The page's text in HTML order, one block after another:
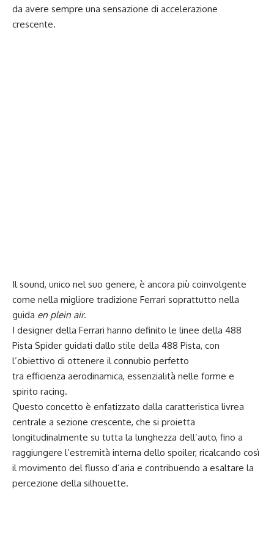
da avere sempre una sensazione di accelerazione
crescente.
Il sound, unico nel suo genere, è ancora più coinvolgente
come nella migliore tradizione Ferrari soprattutto nella
guida en plein air.
I designer della Ferrari hanno definito le linee della 488
Pista Spider guidati dallo stile della 488 Pista, con
l’obiettivo di ottenere il connubio perfetto
tra efficienza aerodinamica, essenzialità nelle forme e
spirito racing.
Questo concetto è enfatizzato dalla caratteristica livrea
centrale a sezione crescente, che si proietta
longitudinalmente su tutta la lunghezza dell’auto, fino a
raggiungere l’estremità interna dello spoiler, ricalcando così
il movimento del flusso d’aria e contribuendo a esaltare la
percezione della silhouette.